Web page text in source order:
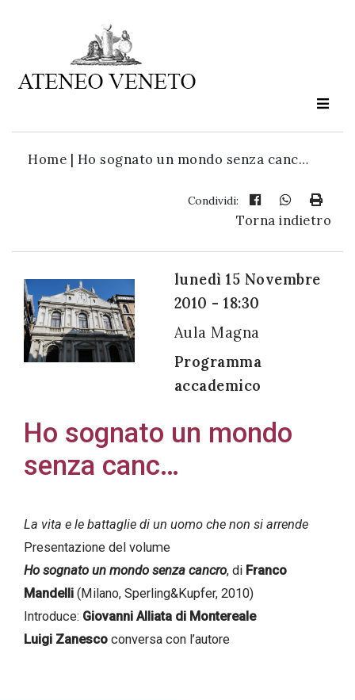
Home | Ho sognato un mondo senza canc…
Condividi:
Torna indietro
lunedì 15 Novembre
2010 - 18:30
Aula Magna
Programma
accademico
Ho sognato un mondo
senza canc…
La vita e le battaglie di un uomo che non si arrende
Presentazione del volume
Ho sognato un mondo senza cancro, di Franco
Mandelli (Milano, Sperling&Kupfer, 2010)
Introduce: Giovanni Alliata di Montereale
Luigi Zanesco conversa con l’autore
Ateneo
è
cultura
newsletter:
Acconsento
all'uso dei
accordo
con il
decreto
legislativo
196/03